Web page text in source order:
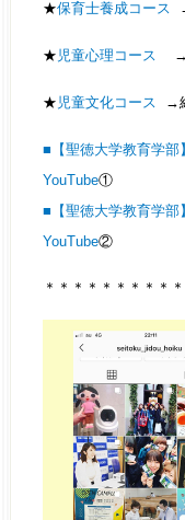
★保育士養成コース
★ 児童心理コース →
★ 児童文化コース →
■【聖徳大学教育学部
YouTube①
■【聖徳大学教育学部
YouTube②
＊＊＊＊＊＊＊＊＊